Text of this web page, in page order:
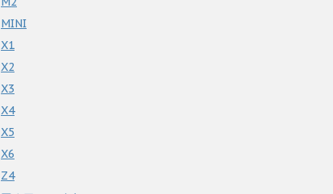
MINI
X1
X2
X3
X4
X5
X6
Z4